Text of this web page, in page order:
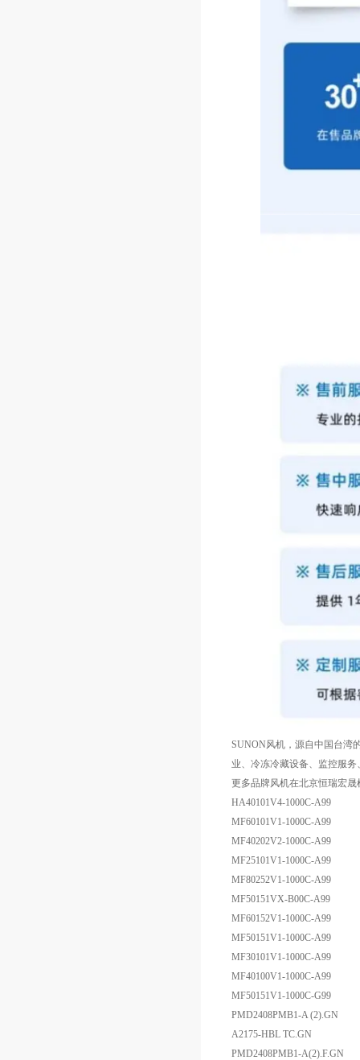
SUNON风机，源自中国台湾
业、冷冻冷藏设备、监控服
更多品牌风机在北京恒瑞宏
HA40101V4-1000C-A99
MF60101V1-1000C-A99
MF40202V2-1000C-A99
MF25101V1-1000C-A99
MF80252V1-1000C-A99
MF50151VX-B00C-A99
MF60152V1-1000C-A99
MF50151V1-1000C-A99
MF30101V1-1000C-A99
MF40100V1-1000C-A99
MF50151V1-1000C-G99
PMD2408PMB1-A (2).GN
A2175-HBL TC.GN
PMD2408PMB1-A(2).F.GN